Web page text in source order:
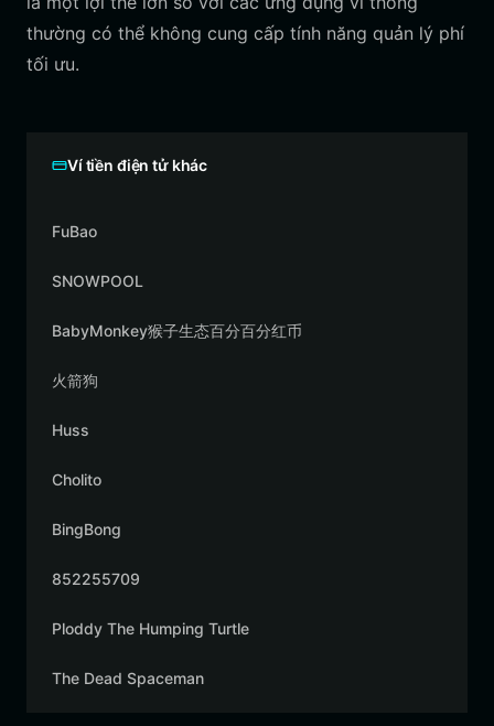
thường có thể không cung cấp tính năng quản lý phí
tối ưu.
Ví tiền điện tử khác
FuBao
SNOWPOOL
BabyMonkey猴子生态百分百分红币
火箭狗
Huss
Cholito
BingBong
852255709
Ploddy The Humping Turtle
The Dead Spaceman